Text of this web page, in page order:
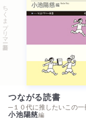
ちくまプリマー新書
つながる読書
─１０代に推したいこの一
小池陽慈編